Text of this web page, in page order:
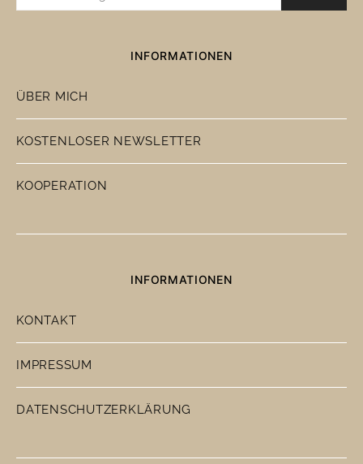
INFORMATIONEN
ÜBER MICH
KOSTENLOSER NEWSLETTER
KOOPERATION
INFORMATIONEN
KONTAKT
IMPRESSUM
DATENSCHUTZERKLÄRUNG